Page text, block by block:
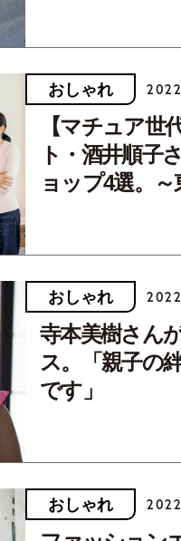
おしゃれ
【マチュア世
ト・酒井順子
ョップ4選。
おしゃれ
寺本美樹さん
ス。「親子の
です」
おしゃれ